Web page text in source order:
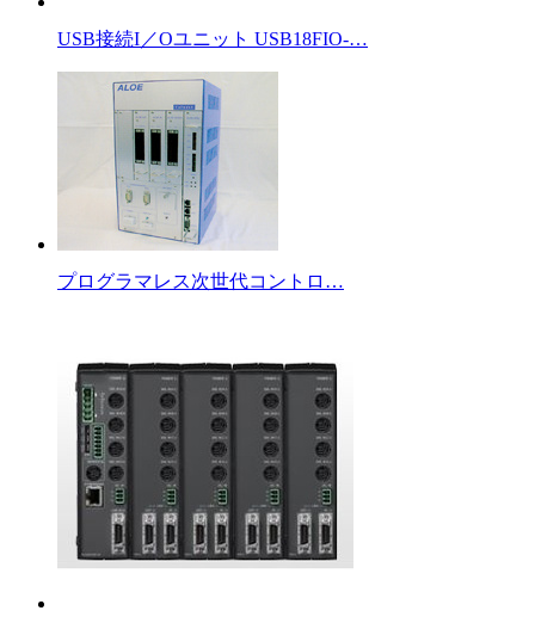
USB接続I／Oユニット USB18FIO-…
プログラマレス次世代コントロ…